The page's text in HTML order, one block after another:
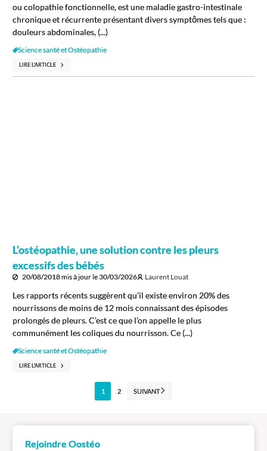
ou colopathie fonctionnelle, est une maladie gastro-intestinale
chronique et récurrente présentant divers symptômes tels que :
douleurs abdominales, (...)
Science santé et Ostéopathie
LIRE L'ARTICLE
L’ostéopathie, une solution contre les pleurs
excessifs des bébés
20/08/2018mis à jour le30/03/2026 Laurent Louat
Les rapports récents suggèrent qu’il existe environ 20% des
nourrissons de moins de 12 mois connaissant des épisodes
prolongés de pleurs. C’est ce que l’on appelle le plus
communément les coliques du nourrisson. Ce (...)
Science santé et Ostéopathie
LIRE L'ARTICLE
1 2 SUIVANT
Rejoindre Oostéo